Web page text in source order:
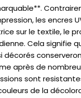
les encres
sur le textile, le
Cela signifie
décorés
après de
sont
de la